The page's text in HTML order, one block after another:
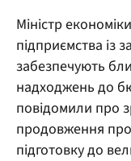
Політика
Міністр
підприємства із
забезпечують
надходжень до
повідомили про
продовження
підготовку до